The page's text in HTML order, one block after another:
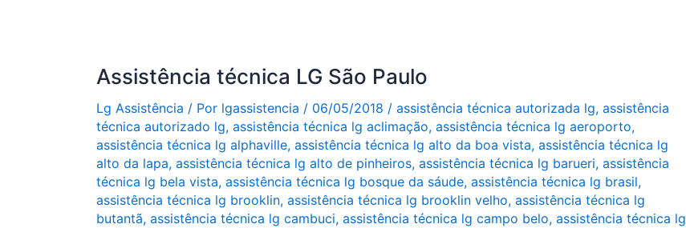
Assistência técnica LG São Paulo
Lg Assistência / Por lgassistencia / 06/05/2018 / assistência técnica autorizada lg, assistência
técnica autorizado lg, assistência técnica lg aclimação, assistência técnica lg aeroporto,
assistência técnica lg alphaville, assistência técnica lg alto da boa vista, assistência técnica lg
alto da lapa, assistência técnica lg alto de pinheiros, assistência técnica lg barueri, assistência
técnica lg bela vista, assistência técnica lg bosque da sáude, assistência técnica lg brasil,
assistência técnica lg brooklin, assistência técnica lg brooklin velho, assistência técnica lg
butantã, assistência técnica lg cambuci, assistência técnica lg campo belo, assistência técnica lg